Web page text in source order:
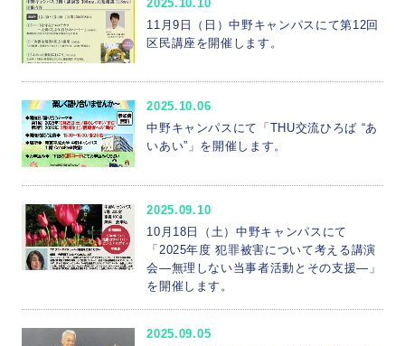
2025.10.10
11月9日（日）中野キャンパスにて第12回
区民講座を開催します。
2025.10.06
中野キャンパスにて「THU交流ひろば “あ
いあい”」を開催します。
2025.09.10
10月18日（土）中野キャンパスにて
「2025年度 犯罪被害について考える講演
会―無理しない当事者活動とその支援―」
を開催します。
2025.09.05